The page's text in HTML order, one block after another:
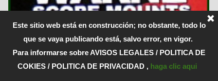
Este sitio web está en construcción; no obstante, todo lo
que se vaya publicando está, salvo error, en vigor.
Para informarse sobre AVISOS LEGALES / POLITICA DE
COKIES / POLITICA DE PRIVACIDAD , haga clic aqui